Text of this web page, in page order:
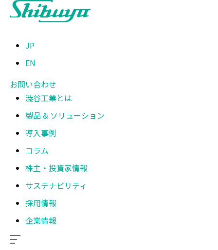
JP
EN
お問い合わせ
澁谷工業とは
製品 & ソリューション
導入事例
コラム
株主・投資家情報
サステナビリティ
採用情報
企業情報